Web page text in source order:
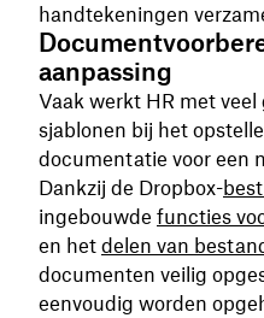
handtekeningen
aanpassing
Vaak werkt HR met
sjablonen bij het
documentatie voor een
Dankzij de Dropbox-
ingebouwde functies
en het delen van
documenten veilig
eenvoudig worden